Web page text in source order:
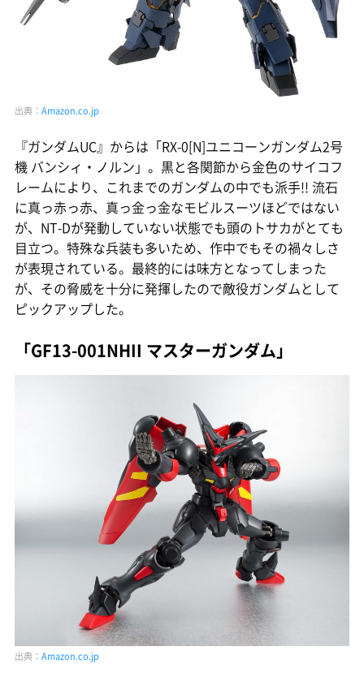
出典： Amazon.co.jp
『ガンダムUC』からは「RX-0[N]ユニコーンガンダム2号
機 バンシィ・ノルン」。黒と各関節から金色のサイコフ
レームにより、これまでのガンダムの中でも派手!! 流石
に真っ赤っ赤、真っ金っ金なモビルスーツほどではない
が、NT-Dが発動していない状態でも頭のトサカがとても
目立つ。特殊な兵装も多いため、作中でもその禍々しさ
が表現されている。最終的には味方となってしまった
が、その脅威を十分に発揮したので敵役ガンダムとして
ピックアップした。
「GF13-001NHII マスターガンダム」
出典： Amazon.co.jp